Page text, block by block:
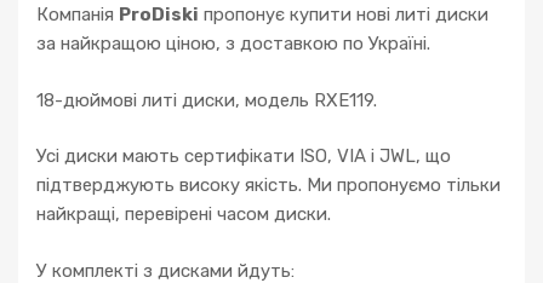
Компанія ProDiski пропонує купити нові литі диски
за найкращою ціною, з доставкою по Україні.
18-дюймові литі диски, модель RXE119.
Усі диски мають сертифікати ISO, VIA і JWL, що
підтверджують високу якість. Ми пропонуємо тільки
найкращі, перевірені часом диски.
У комплекті з дисками йдуть: